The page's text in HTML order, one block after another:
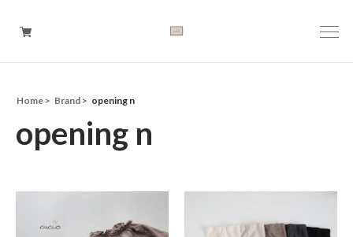
Boys
Girls
Baby
Brand
Home Brand opening n
opening n